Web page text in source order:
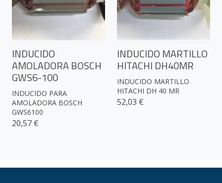
INDUCIDO
AMOLADORA BOSCH
GWS6-100
INDUCIDO PARA
AMOLADORA BOSCH
GWS6100
20,57 €
INDUCIDO MARTILLO
HITACHI DH40MR
INDUCIDO MARTILLO
HITACHI DH 40 MR
52,03 €